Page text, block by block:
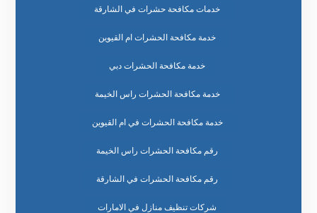
خدمات مكافحة حشرات في الشارقة
خدمة مكافحة الحشرات ام القيوين
خدمة مكافحة الحشرات دبي
خدمة مكافحة الحشرات راس الخيمة
خدمة مكافحة الحشرات في ام القيوين
رقم مكافحة الحشرات راس الخيمة
رقم مكافحة الحشرات في الشارقة
شركات تنظيف منازل في الامارات